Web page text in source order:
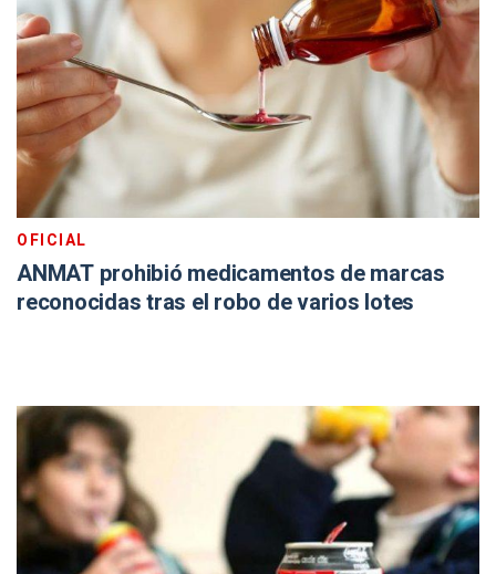
OFICIAL
ANMAT prohibió medicamentos de marcas
reconocidas tras el robo de varios lotes